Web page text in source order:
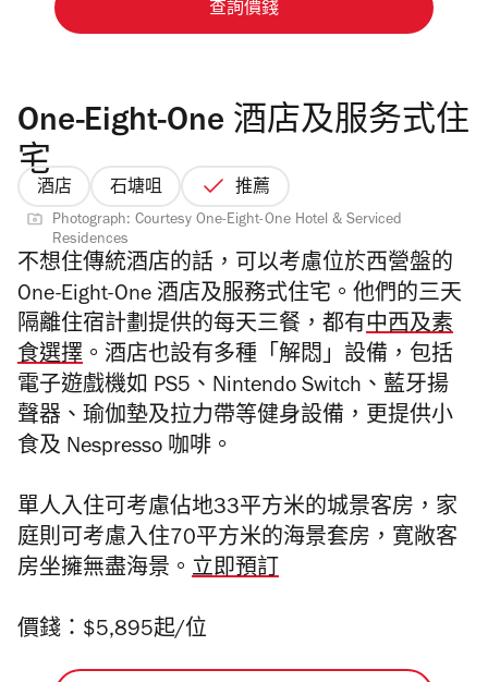
查詢價錢
One-Eight-One 酒店及服务式住
宅
酒店 石塘咀 推薦
Photograph: Courtesy One-Eight-One Hotel & Serviced
Residences
不想住傳統酒店的話，可以考慮位於西營盤的
One-Eight-One 酒店及服務式住宅。他們的三天
隔離住宿計劃提供的每天三餐，都有中西及素
食選擇 。酒店也設有多種「解悶」設備，包括
電子遊戲機如 PS5、Nintendo Switch、藍牙揚
聲器、瑜伽墊及拉力帶等健身設備，更提供小
食及 Nespresso 咖啡。
單人入住可考慮佔地33平方米的城景客房，家
庭則可考慮入住70平方米的海景套房，寛敞客
房坐擁無盡海景。 立即預訂
價錢：$5,895起/位